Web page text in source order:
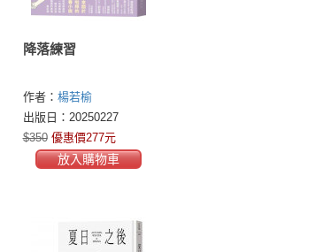
降落練習
作者： 楊若榆
出版日：20250227
$350 優惠價277元
放入購物車